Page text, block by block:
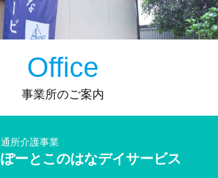
Office
事業所のご案内
通所介護事業
ぽーとこのはなデイサービス